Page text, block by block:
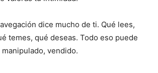
dice mucho de ti. Qué lees,
temes, qué deseas. Todo eso puede
vendido.